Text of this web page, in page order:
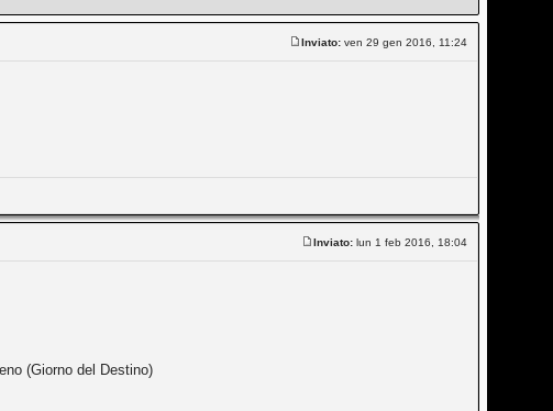
Inviato: ven 29 gen 2016, 11:24
Inviato: lun 1 feb 2016, 18:04
(Giorno del Destino)